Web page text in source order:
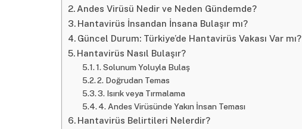
Andes Virüsü Nedir ve Neden Gündemde?
Hantavirüs İnsandan İnsana Bulaşır mı?
Güncel Durum: Türkiye’de Hantavirüs Vakası Var mı?
Hantavirüs Nasıl Bulaşır?
1. Solunum Yoluyla Bulaş
2. Doğrudan Temas
3. Isırık veya Tırmalama
4. Andes Virüsünde Yakın İnsan Teması
Hantavirüs Belirtileri Nelerdir?